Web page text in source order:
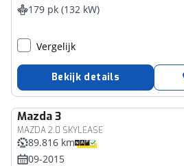
179 pk (132 kW)
Vergelijk
Bekijk details
Mazda3
MAZDA 2.0 SKYLEASE
89.816 km
09-2015